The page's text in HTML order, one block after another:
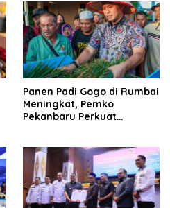
Panen Padi Gogo di Rumbai
Meningkat, Pemko
Pekanbaru Perkuat